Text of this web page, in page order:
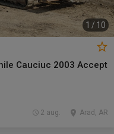
1 / 10
Cauciuc 2003 Accept
Arad, AR
2 aug.